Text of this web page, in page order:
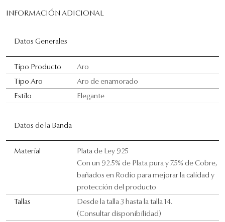
INFORMACIÓN ADICIONAL
Datos Generales
Tipo Producto
Aro
Tipo Aro
Aro de enamorado
Estilo
Elegante
Datos de la Banda
Material
Plata de Ley 925
Con un 92.5% de Plata pura y 7.5% de Cobre,
bañados en Rodio para mejorar la calidad y
protección del producto
Tallas
Desde la talla 3 hasta la talla 14.
(Consultar disponibilidad)